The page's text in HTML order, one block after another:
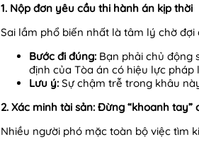
1. Nộp đơn yêu cầu thi hành án kịp thời
Sai lầm phổ biến nhất là tâm lý chờ
Bước đi đúng: Bạn phải chủ động
định của Tòa án có hiệu lực pháp
Lưu ý: Sự chậm trễ trong khâu
2. Xác minh tài sản: Đừng “khoanh tay”
Nhiều người phó mặc toàn bộ việc tìm